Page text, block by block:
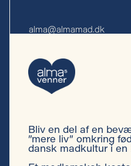
alma@almamad.dk
CVR-nr. 44 89 27 23
Privatlivspolitik
Bliv en del af en
”mere liv” omkring
dansk madkultur i en